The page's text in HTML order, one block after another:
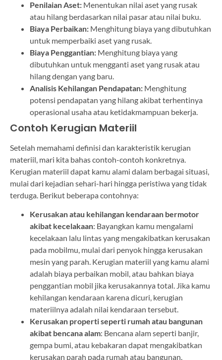
Penilaian Aset: Menentukan nilai aset yang rusak
atau hilang berdasarkan nilai pasar atau nilai buku.
Biaya Perbaikan: Menghitung biaya yang dibutuhkan
untuk memperbaiki aset yang rusak.
Biaya Penggantian: Menghitung biaya yang
dibutuhkan untuk mengganti aset yang rusak atau
hilang dengan yang baru.
Analisis Kehilangan Pendapatan: Menghitung
potensi pendapatan yang hilang akibat terhentinya
operasional usaha atau ketidakmampuan bekerja.
Contoh Kerugian Materiil
Setelah memahami definisi dan karakteristik kerugian
materiil, mari kita bahas contoh-contoh konkretnya.
Kerugian materiil dapat kamu alami dalam berbagai situasi,
mulai dari kejadian sehari-hari hingga peristiwa yang tidak
terduga. Berikut beberapa contohnya:
Kerusakan atau kehilangan kendaraan bermotor
akibat kecelakaan: Bayangkan kamu mengalami
kecelakaan lalu lintas yang mengakibatkan kerusakan
pada mobilmu, mulai dari penyok hingga kerusakan
mesin yang parah. Kerugian materiil yang kamu alami
adalah biaya perbaikan mobil, atau bahkan biaya
penggantian mobil jika kerusakannya total. Jika kamu
kehilangan kendaraan karena dicuri, kerugian
materiilnya adalah nilai kendaraan tersebut.
Kerusakan properti seperti rumah atau bangunan
akibat bencana alam: Bencana alam seperti banjir,
gempa bumi, atau kebakaran dapat mengakibatkan
kerusakan parah pada rumah atau bangunan.